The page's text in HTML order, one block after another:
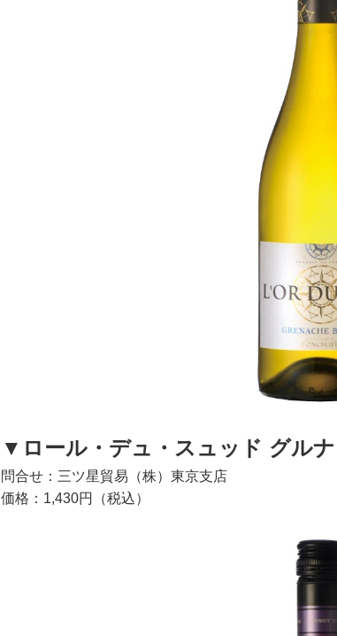
▼ロール・デュ・スュッド グル
問合せ：三ツ星貿易（株）東京支店
価格：1,430円（税込）